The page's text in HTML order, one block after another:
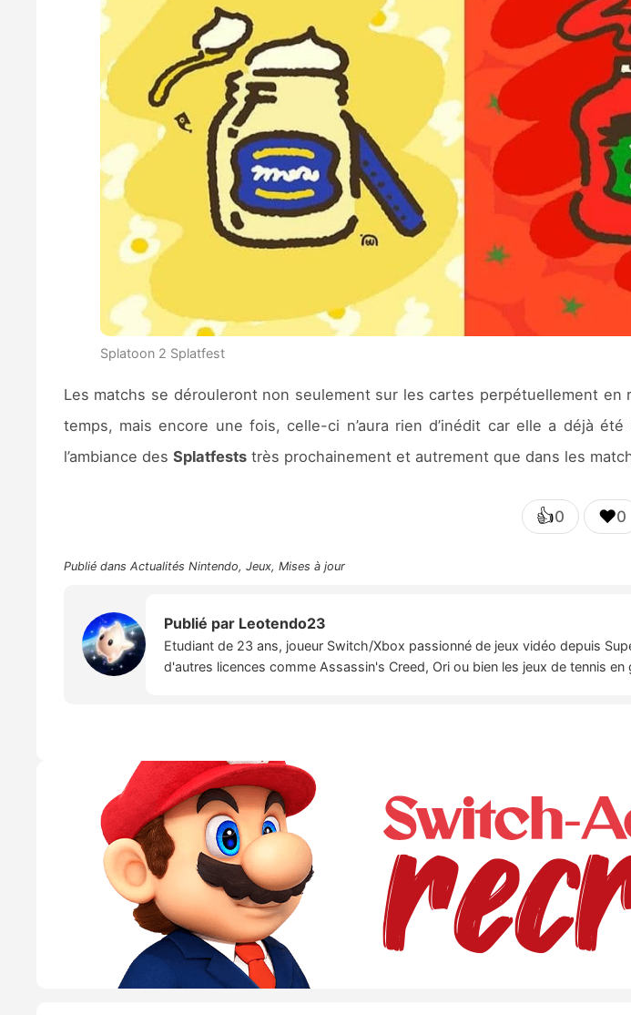
Splatoon 2 Splatfest
Les matchs se dérouleront non seulement sur les cartes perpétuellement en
temps, mais encore une fois, celle-ci n’aura rien d’inédit car elle a déjà
l’ambiance des Splatfeststrès prochainement et autrement que dans les
👍0 ❤️0
Publié dans Actualités Nintendo, Jeux, Mises à jour
Publié par Leotendo23
Etudiant de 23 ans, joueur Switch/Xbox passionné de jeux vidéo depuis
d'autres licences comme Assassin's Creed, Ori ou bien les jeux de tennis en